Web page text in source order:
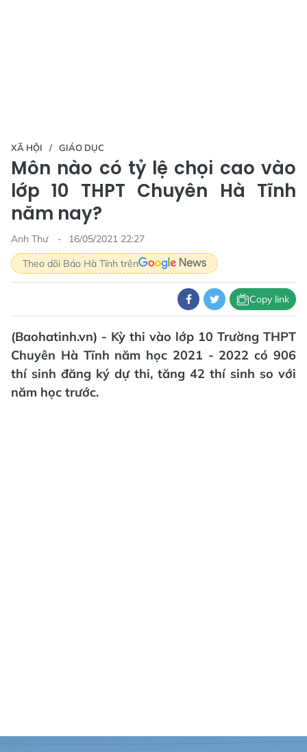
XÃ HỘI GIÁO DỤC
Môn nào có tỷ lệ chọi cao vào
lớp 10 THPT Chuyên Hà Tĩnh
năm nay?
Anh Thư
16/05/2021 22:27
Theo dõi Báo Hà Tĩnh trên
Copy link
(Baohatinh.vn) - Kỳ thi vào lớp 10 Trường THPT
Chuyên Hà Tĩnh năm học 2021 - 2022 có 906
thí sinh đăng ký dự thi, tăng 42 thí sinh so với
năm học trước.